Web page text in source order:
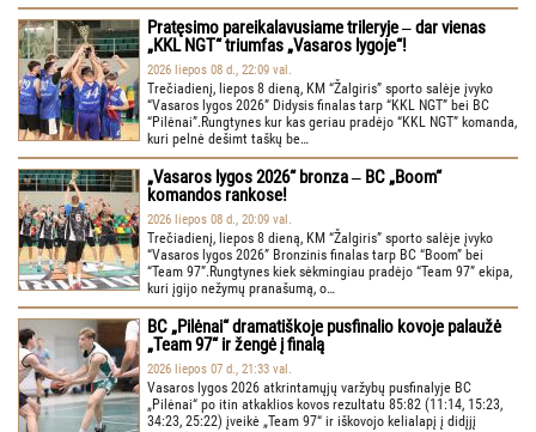
Pratęsimo pareikalavusiame trileryje ‒ dar vienas
„KKL NGT“ triumfas „Vasaros lygoje“!
2026 liepos 08 d., 22:09 val.
Trečiadienį, liepos 8 dieną, KM “Žalgiris” sporto salėje įvyko
“Vasaros lygos 2026” Didysis finalas tarp “KKL NGT” bei BC
“Pilėnai”.Rungtynes kur kas geriau pradėjo “KKL NGT” komanda,
kuri pelnė dešimt taškų be…
„Vasaros lygos 2026“ bronza ‒ BC „Boom“
komandos rankose!
2026 liepos 08 d., 20:09 val.
Trečiadienį, liepos 8 dieną, KM “Žalgiris” sporto salėje įvyko
“Vasaros lygos 2026” Bronzinis finalas tarp BC “Boom” bei
“Team 97”.Rungtynes kiek sėkmingiau pradėjo “Team 97” ekipa,
kuri įgijo nežymų pranašumą, o…
BC „Pilėnai“ dramatiškoje pusfinalio kovoje palaužė
„Team 97“ ir žengė į finalą
2026 liepos 07 d., 21:33 val.
Vasaros lygos 2026 atkrintamųjų varžybų pusfinalyje BC
„Pilėnai“ po itin atkaklios kovos rezultatu 85:82 (11:14, 15:23,
34:23, 25:22) įveikė „Team 97“ ir iškovojo kelialapį į didįjį